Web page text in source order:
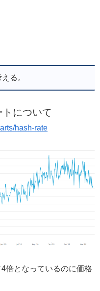
る。
について
hash-rate
倍となっているのに価格